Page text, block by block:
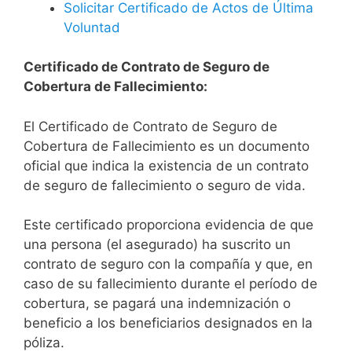
Solicitar Certificado de Actos de Última
Voluntad
Certificado de Contrato de Seguro de
Cobertura de Fallecimiento:
El Certificado de Contrato de Seguro de
Cobertura de Fallecimiento es un documento
oficial que indica la existencia de un contrato
de seguro de fallecimiento o seguro de vida.
Este certificado proporciona evidencia de que
una persona (el asegurado) ha suscrito un
contrato de seguro con la compañía y que, en
caso de su fallecimiento durante el período de
cobertura, se pagará una indemnización o
beneficio a los beneficiarios designados en la
póliza.